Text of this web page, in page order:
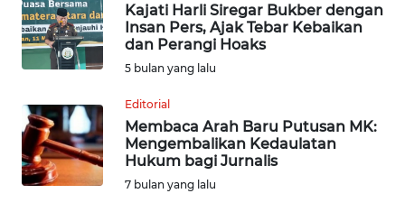
Kajati Harli Siregar Bukber dengan
Insan Pers, Ajak Tebar Kebaikan
dan Perangi Hoaks
5 bulan yang lalu
Editorial
Membaca Arah Baru Putusan MK:
Mengembalikan Kedaulatan
Hukum bagi Jurnalis
7 bulan yang lalu
Informasi
INDEKS
BERITA
KONTAK
KAMI
INFO